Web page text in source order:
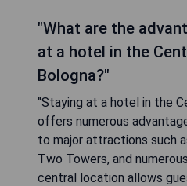
"What are the
at a hotel in the
Bologna?"
"Staying at a hotel in the
offers numerous
to major attractions such
Two Towers, and
central location allows